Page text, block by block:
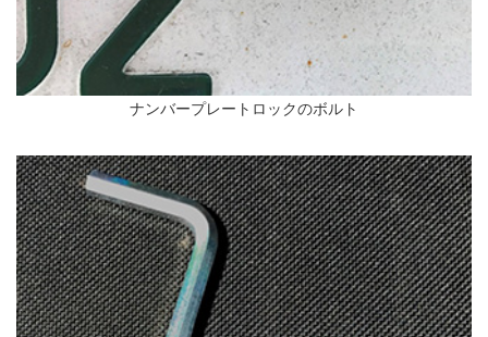
ナンバープレートロックのボルト